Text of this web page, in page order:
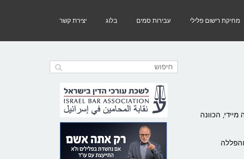
מחיקת רישום פלילי עבירות סמים בלוג יצירת קשר
הכוונה